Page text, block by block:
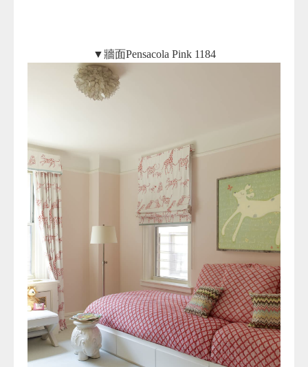
▼牆面Pensacola Pink 1184